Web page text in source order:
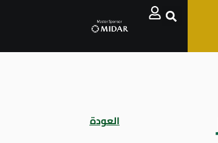
العودة